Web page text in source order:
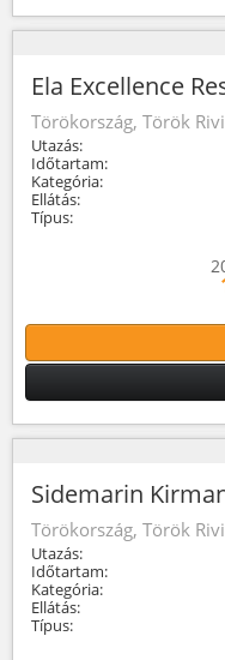
Ela Excellence
Törökország, Török
Utazás:
Időtartam:
Kategória:
Ellátás:
Típus:
Sidemarin
Törökország, Török
Utazás:
Időtartam:
Kategória:
Ellátás:
Típus: